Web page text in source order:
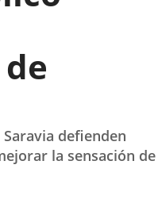
defienden
la sensación de